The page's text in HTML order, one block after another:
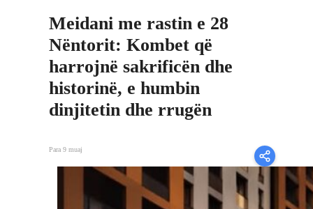
Meidani me rastin e 28
Nëntorit: Kombet që
harrojnë sakrificën dhe
historinë, e humbin
dinjitetin dhe rrugën
Para 9 muaj